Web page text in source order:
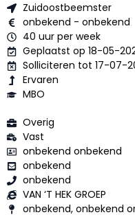
Zuidoostbeemster
onbekend - onbekend
40 uur per week
Geplaatst op 18-05-
Solliciteren tot 17-07-
Ervaren
MBO
Overig
Vast
onbekend onbekend
onbekend
onbekend
VAN ‘T HEK GROEP
onbekend, onbekend